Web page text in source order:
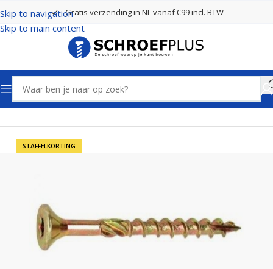
Skip to navigation
Skip to main content
Gratis verzending in NL vanaf €99 incl. BTW
Home Schroeven Houtschroeven
STAFFELKORTING